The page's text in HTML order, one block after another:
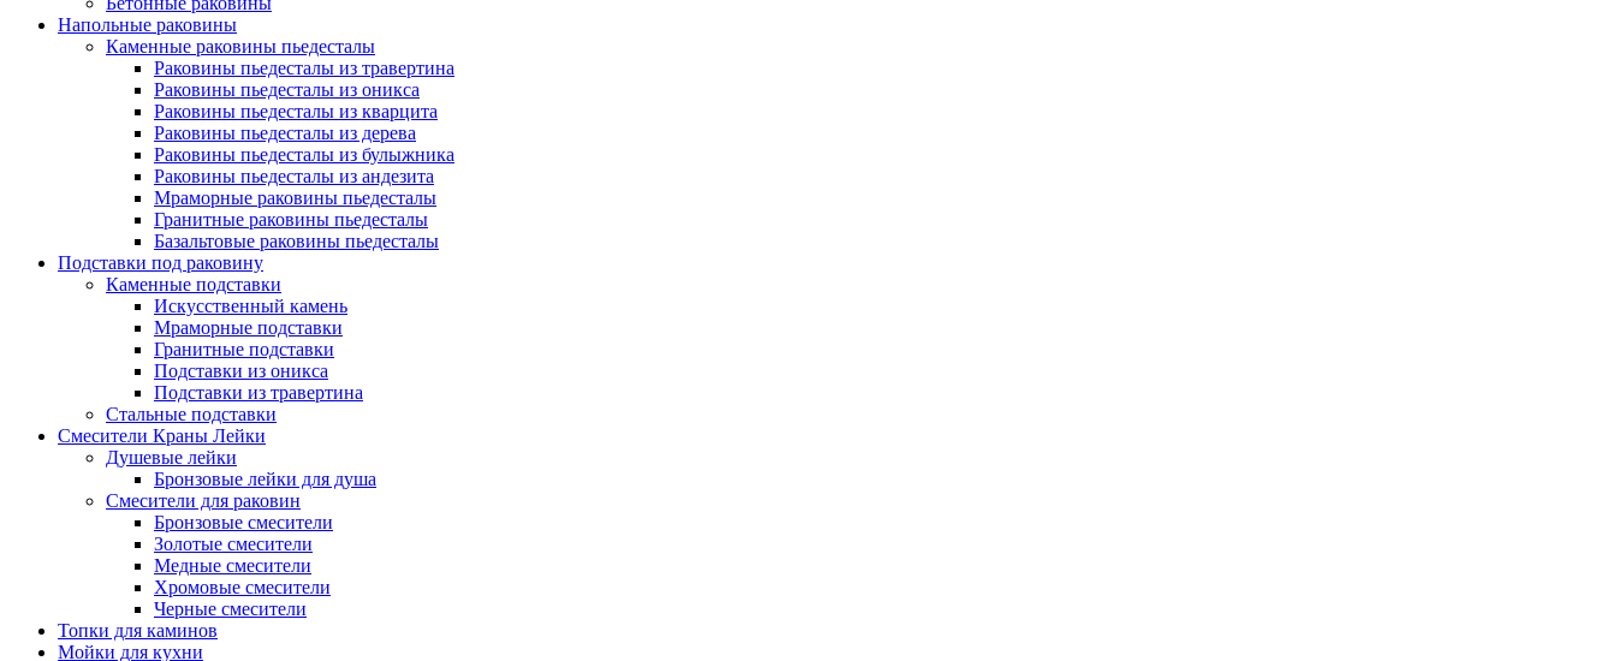
Напольные раковины
Каменные раковины пьедесталы
Раковины пьедесталы из травертина
Раковины пьедесталы из оникса
Раковины пьедесталы из кварцита
Раковины пьедесталы из дерева
Раковины пьедесталы из булыжника
Раковины пьедесталы из андезита
Мраморные раковины пьедесталы
Гранитные раковины пьедесталы
Базальтовые раковины пьедесталы
Подставки под раковину
Каменные подставки
Искусственный камень
Мраморные подставки
Гранитные подставки
Подставки из оникса
Подставки из травертина
Стальные подставки
Смесители Краны Лейки
Душевые лейки
Бронзовые лейки для душа
Смесители для раковин
Бронзовые смесители
Золотые смесители
Медные смесители
Хромовые смесители
Черные смесители
Топки для каминов
Мойки для кухни